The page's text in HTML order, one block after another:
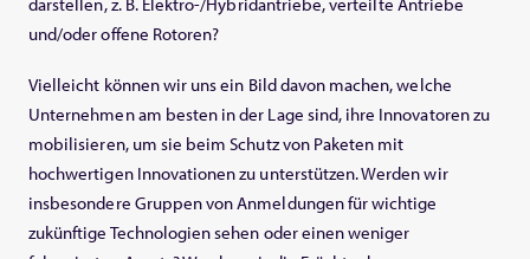
und/oder offene Rotoren?
Vielleicht können wir uns ein Bild davon machen, welche
Unternehmen am besten in der Lage sind, ihre Innovatoren zu
mobilisieren, um sie beim Schutz von Paketen mit
hochwertigen Innovationen zu unterstützen. Werden wir
insbesondere Gruppen von Anmeldungen für wichtige
zukünftige Technologien sehen oder einen weniger